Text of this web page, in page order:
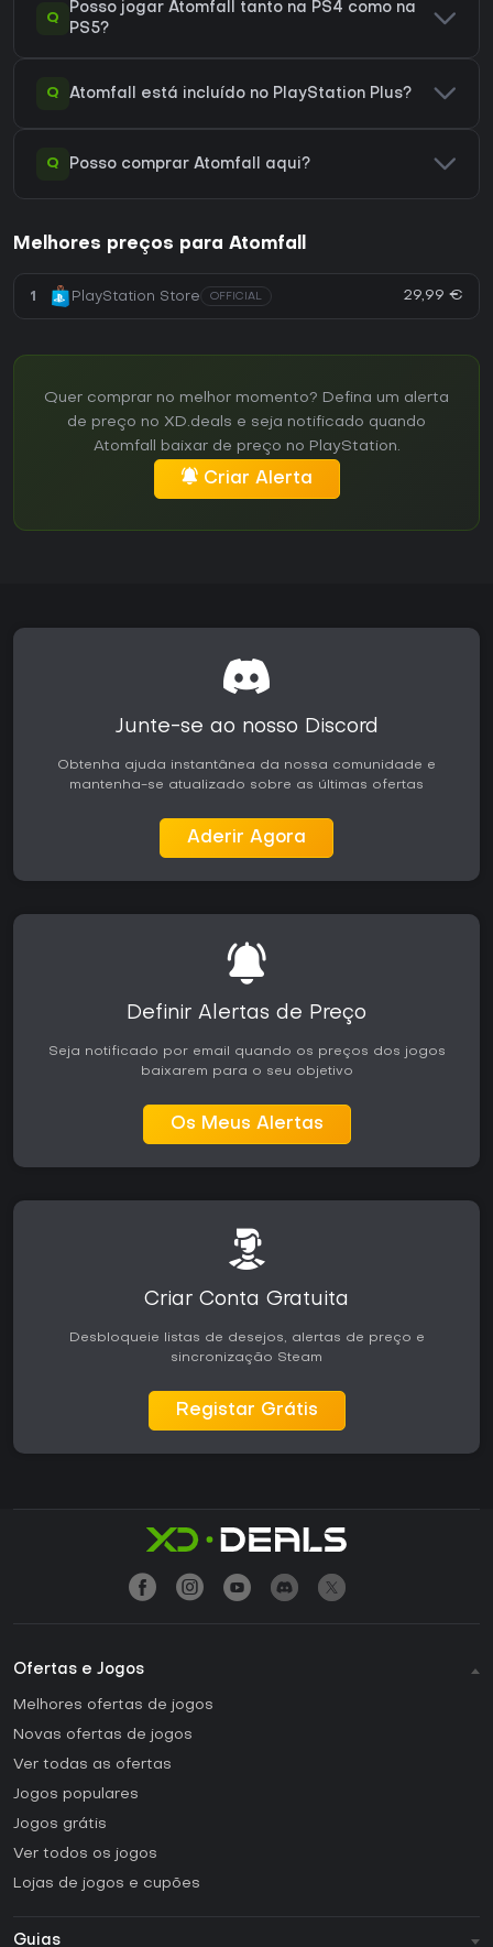
Q
Posso jogar Atomfall tanto na PS4 como na
PS5?
Q Atomfall está incluído no PlayStation Plus?
Q Posso comprar Atomfall aqui?
Melhores preços para Atomfall
1 PlayStation Store OFFICIAL 29,99 €
Quer comprar no melhor momento? Defina um alerta
de preço no XD.deals e seja notificado quando
Atomfall baixar de preço no PlayStation.
Criar Alerta
Junte-se ao nosso Discord
Obtenha ajuda instantânea da nossa comunidade e
mantenha-se atualizado sobre as últimas ofertas
Aderir Agora
Definir Alertas de Preço
Seja notificado por email quando os preços dos jogos
baixarem para o seu objetivo
Os Meus Alertas
Criar Conta Gratuita
Desbloqueie listas de desejos, alertas de preço e
sincronização Steam
Registar Grátis
Ofertas e Jogos
Melhores ofertas de jogos
Novas ofertas de jogos
Ver todas as ofertas
Jogos populares
Jogos grátis
Ver todos os jogos
Lojas de jogos e cupões
Guias